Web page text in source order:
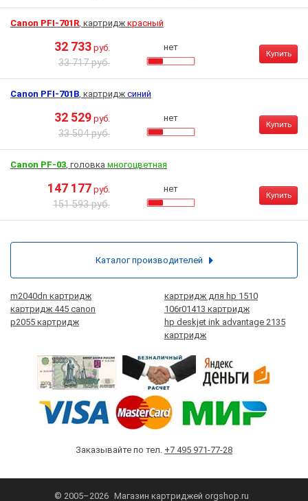
Canon PFI-701R, картридж красный
32 733 руб.
33 717 руб.
нет
Купить
Canon PFI-701B, картридж синий
32 529 руб.
33 504 руб.
нет
Купить
Canon PF-03, головка многоцветная
147 177 руб.
151 593 руб.
нет
Купить
m2040dn картридж
картридж для hp 1510
картридж 445 canon
106r01413 картридж
p2055 картридж
hp deskjet ink advantage 2135
картридж
Заказывайте по тел. +7 495 971-77-28
© 2005–2026 Магазин картриджей orgshop.ru